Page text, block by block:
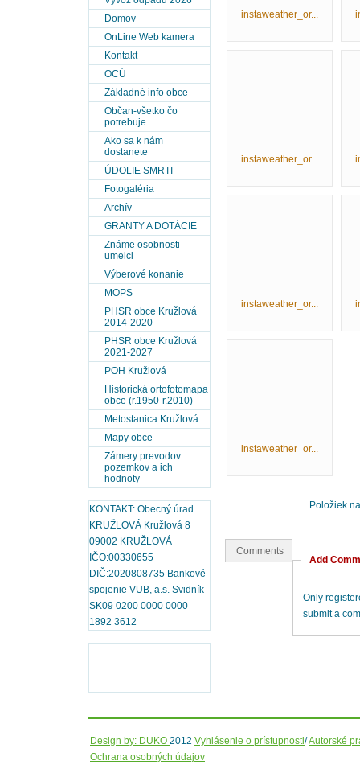
Domov
OnLine Web kamera
Kontakt
OCÚ
Základné info obce
Občan-všetko čo
potrebuje
Ako sa k nám
dostanete
ÚDOLIE SMRTI
Fotogaléria
Archív
GRANTY A DOTÁCIE
Známe osobnosti-
umelci
Výberové konanie
MOPS
PHSR obce Kružlová
2014-2020
PHSR obce Kružlová
2021-2027
POH Kružlová
Historická ortofotomapa
obce (r.1950-r.2010)
Metostanica Kružlová
Mapy obce
Zámery prevodov
pozemkov a ich
hodnoty
KONTAKT: Obecný úrad
KRUŽLOVÁ Kružlová 8
09002 KRUŽLOVÁ
IČO:00330655
DIČ:2020808735 Bankové
spojenie VUB, a.s. Svidník
SK09 0200 0000 0000
1892 3612
instaweather_or...
instaweather_or...
instaweather_or...
instaweather_or...
Položiek
Comments
Add
Only
submit a
Design by: DUKO 2012 Vyhlásenie o prístupnosti/Autorské
Ochrana osobných údajov